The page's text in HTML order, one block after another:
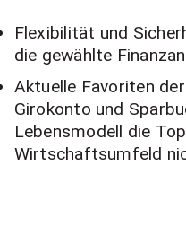
Flexibilität und
die gewählte
Aktuelle Favoriten
Girokonto und
Lebensmodell die
Wirtschaftsumfeld